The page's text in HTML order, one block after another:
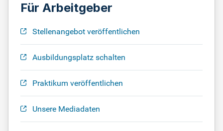
Für Arbeitgeber
Stellenangebot veröffentlichen
Ausbildungsplatz schalten
Praktikum veröffentlichen
Unsere Mediadaten